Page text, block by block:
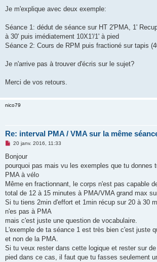
Je m'explique avec deux exemple:
Séance 1: dédut de séance sur HT 2'PMA, 1'
à 30' puis imédiatement 10X1'/1' à pied
Séance 2: Cours de RPM puis fractioné sur tapis
Je n'arrive pas à trouver d'écris sur le sujet?
Merci de vos retours.
nico79
Re: interval PMA / VMA sur la même
M
s
a
g
n
o
u
20 janv. 2016, 11:33
Bonjour
pourquoi pas mais vu les exemples que tu donnes
PMA à vélo
Même en fractionnant, le corps n'est pas capable
total de 12 à 15 minutes à PMA/VMA grand max
Si tu tiens 2min d'effort et 1min récup sur 20 à 30
n'es pas à PMA
mais c'est juste une question de vocabulaire.
L'exemple de ta séance 1 est très bien c'est juste
et non de la PMA.
Si tu veux rester dans cette logique et rester sur
pied dans ce cas, il faut que tu fasses seulement